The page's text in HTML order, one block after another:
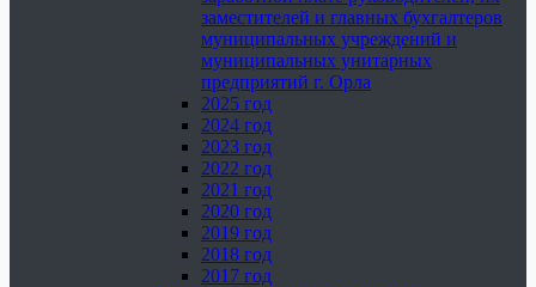
заместителей и главных бухгалтеров
муниципальных учреждений и
муниципальных унитарных
предприятий г. Орла
2025 год
2024 год
2023 год
2022 год
2021 год
2020 год
2019 год
2018 год
2017 год